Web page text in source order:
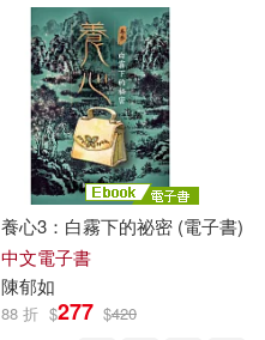
養心3：白霧下的祕密 (電子書)
中文電子書
陳郁如
88 折 $277 $420